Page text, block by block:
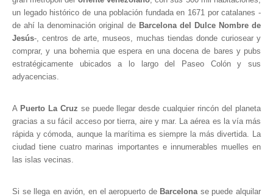
Amazonas
Barlovento
Delta Amacuro
Estado Sucre
La Gran Sabana
Mérida
Museos y otros sitios de interés en Amazonas
Museos y otros sitios de interés en Aragua
un legado histórico de una población fundada en 1671 por catalanes -
de ahí la denominación original de Barcelona del Dulce Nombre de
Jesús-, centros de arte, museos, muchas tiendas donde curiosear y
comprar, y una bohemia que espera en una docena de bares y pubs
estratégicamente ubicados a lo largo del Paseo Colón y sus
adyacencias.
A Puerto La Cruz se puede llegar desde cualquier rincón del planeta
gracias a su fácil acceso por tierra, aire y mar. La aérea es la vía más
rápida y cómoda, aunque la marítima es siempre la más divertida. La
ciudad tiene cuatro marinas importantes e innumerables muelles en
las islas vecinas.
Si se llega en avión, en el aeropuerto de Barcelona se puede alquilar